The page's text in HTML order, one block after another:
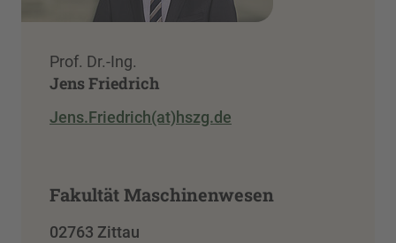
Prof. Dr.-Ing.
Jens Friedrich
Jens.Friedrich(at)hszg.de
Fakultät Maschinenwesen
02763 Zittau